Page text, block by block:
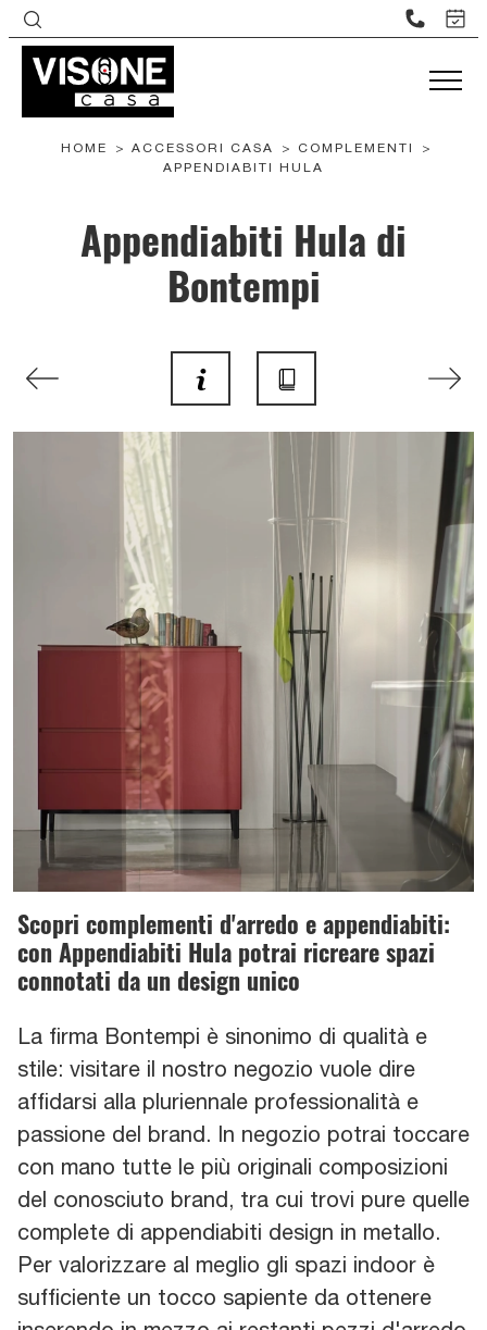
HOME > ACCESSORI CASA > COMPLEMENTI
>
APPENDIABITI HULA
Appendiabiti Hula di
Bontempi
Scopri complementi d'arredo e appendiabiti:
con Appendiabiti Hula potrai ricreare spazi
connotati da un design unico
La firma Bontempi è sinonimo di qualità e
stile: visitare il nostro negozio vuole dire
affidarsi alla pluriennale professionalità e
passione del brand. In negozio potrai toccare
con mano tutte le più originali composizioni
del conosciuto brand, tra cui trovi pure quelle
complete di appendiabiti design in metallo.
Per valorizzare al meglio gli spazi indoor è
sufficiente un tocco sapiente da ottenere